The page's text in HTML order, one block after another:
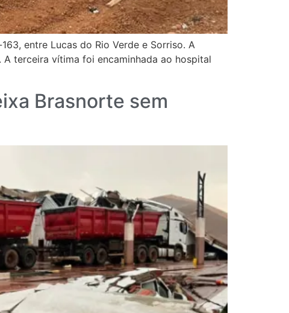
entre Lucas do Rio Verde e Sorriso. A
terceira vítima foi encaminhada ao hospital
Brasnorte sem